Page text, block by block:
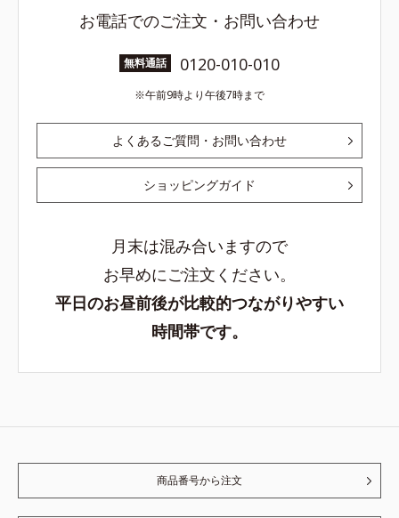
お電話でのご注文・お問い合わせ
無料通話 0120-010-010
午前9時より午後7時まで
よくあるご質問・お問い合わせ
ショッピングガイド
月末は混み合いますので
お早めにご注文ください。
平日のお昼前後が比較的つながりやすい
時間帯です。
商品番号から注文